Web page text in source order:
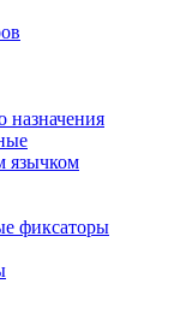
назначения
язычком
фиксаторы